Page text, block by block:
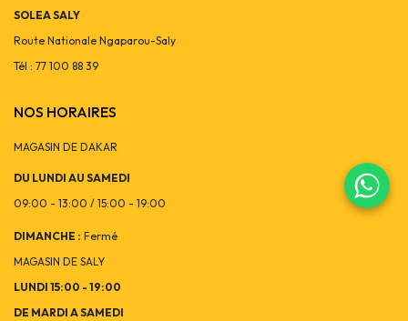
SOLEA SALY
Route Nationale Ngaparou-Saly
Tél : 77 100 88 39
NOS HORAIRES
MAGASIN DE DAKAR
DU LUNDI AU SAMEDI
09:00 - 13:00 / 15:00 - 19:00
DIMANCHE : Fermé
MAGASIN DE SALY
LUNDI 15:00 - 19:00
DE MARDI A SAMEDI